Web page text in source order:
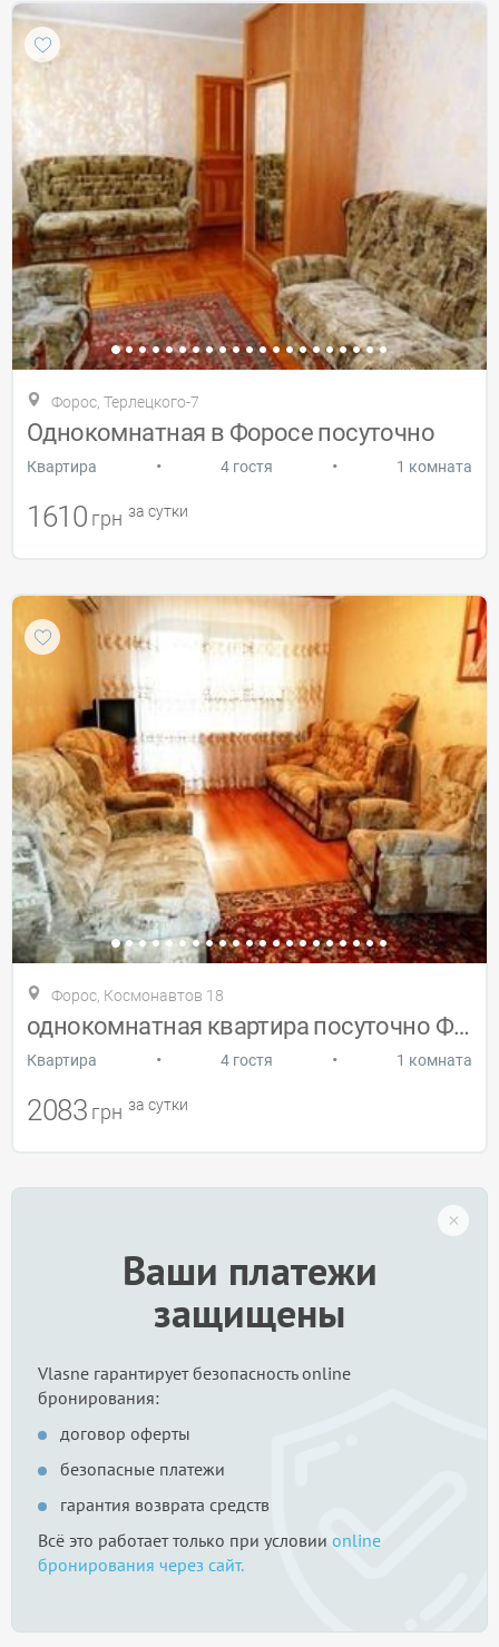
Форос, Терлецкого-7
Однокомнатная в Форосе посуточно
Квартира • 4 гостя • 1 комната
1610 грн за сутки
Форос, Космонавтов 18
однокомнатная квартира посуточно Форос
Квартира • 4 гостя • 1 комната
2083 грн за сутки
Ваши платежи
защищены
Vlasne гарантирует безопасность online
бронирования:
договор оферты
безопасные платежи
гарантия возврата средств
Всё это работает только при условии online
бронирования через сайт.